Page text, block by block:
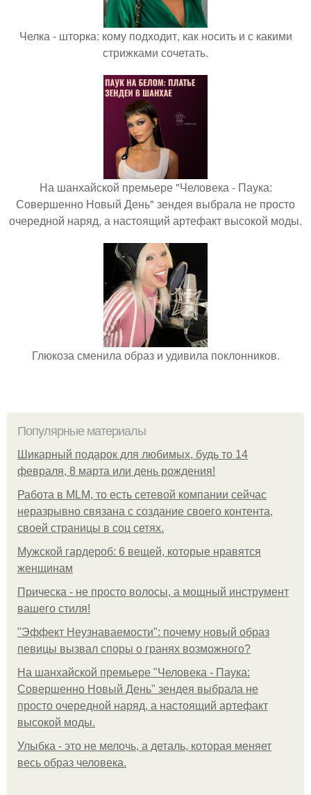
Челка - шторка: кому подходит, как носить и с какими
стрижками сочетать.
На шанхайской премьере "Человека - Паука:
Совершенно Новый День" зендея выбрала не просто
очередной наряд, а настоящий артефакт высокой моды.
Глюкоза сменила образ и удивила поклонников.
Популярные материалы
Шикарный подарок для любимых, будь то 14
февраля, 8 марта или день рождения!
Работа в MLM, то есть сетевой компании сейчас
неразрывно связана с создание своего контента,
своей страницы в соц сетях.
Мужской гардероб: 6 вещей, которые нравятся
женщинам
Прическа - не просто волосы, а мощный инструмент
вашего стиля!
"Эффект Неузнаваемости": почему новый образ
певицы вызвал споры о гранях возможного?
На шанхайской премьере "Человека - Паука:
Совершенно Новый День" зендея выбрала не
просто очередной наряд, а настоящий артефакт
высокой моды.
Улыбка - это не мелочь, а деталь, которая меняет
весь образ человека.